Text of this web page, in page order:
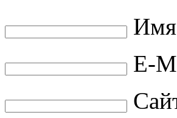
Имя
E-